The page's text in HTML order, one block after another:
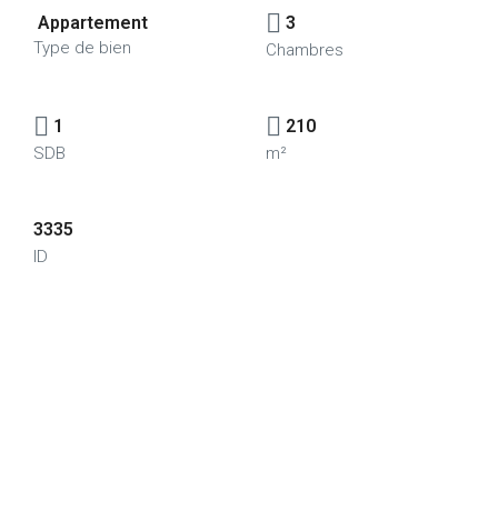
Appartement
Type de bien
3
Chambres
1
SDB
210
m²
3335
ID